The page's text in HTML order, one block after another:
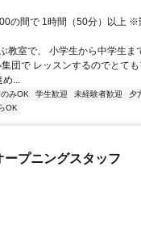
の間で 1時間（50分）以上 ※
教室で、 小学生から中学生ま
団で レッスンするのでとて
め...
みOK 学生歓迎 未経験者歓迎
夕
OK
ープニングスタッフ